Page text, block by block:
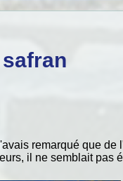
remarqué que
il ne semblait pas